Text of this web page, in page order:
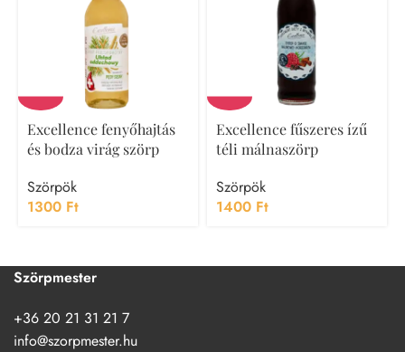
Excellence fenyőhajtás
és bodza virág szörp
Szörpök
1300 Ft
Excellence fűszeres ízű
téli málnaszörp
Szörpök
1400 Ft
Szörpmester
+36 20 21 31 21 7
info@szorpmester.hu